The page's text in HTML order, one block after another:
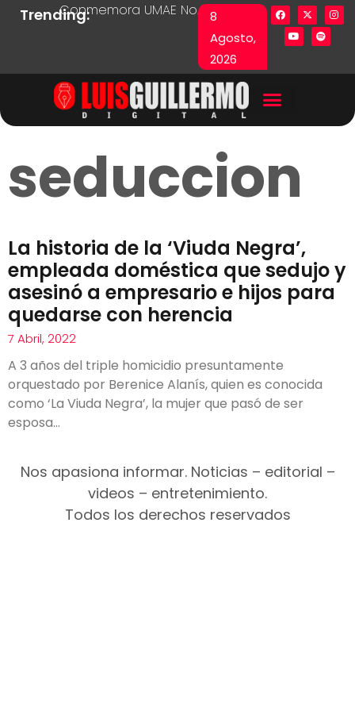
8
Agosto,
2026
Trending:Conmemora UMAE No. 71 Día de las y los
Lista en excel expone
seduccion
La historia de la ‘Viuda Negra’,
empleada doméstica que sedujo y
asesinó a empresario e hijos para
quedarse con herencia
7 Abril, 2022
A 3 años del triple homicidio presuntamente
orquestado por Berenice Alanís, quien es conocida
como ‘La Viuda Negra’, la mujer que pasó de ser
esposa
Nos apasiona informar. Noticias – editorial –
videos – entretenimiento.
Todos los derechos reservados